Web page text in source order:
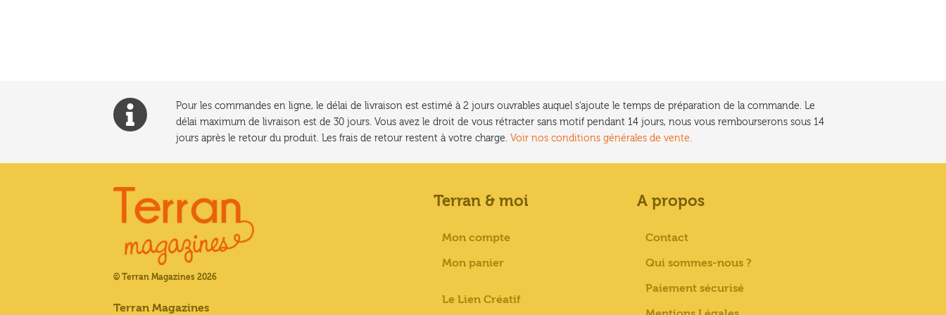
Pour les commandes en ligne, le délai de livraison est estimé à 2 jours ouvrables auquel s'ajoute le temps de préparation de la commande. Le
délai maximum de livraison est de 30 jours. Vous avez le droit de vous rétracter sans motif pendant 14 jours, nous vous rembourserons sous 14
jours après le retour du produit. Les frais de retour restent à votre charge. Voir nos conditions générales de vente.
© Terran Magazines 2026
Terran Magazines
Terran & moi
Mon compte
Mon panier
Le Lien Créatif
A propos
Contact
Qui sommes-nous ?
Paiement sécurisé